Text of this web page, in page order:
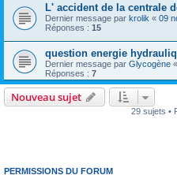
L' accident de la centrale
Dernier message par krolik « 09
Réponses : 15
question energie
Dernier message par Glycogène «
Réponses : 7
Nouveau sujet
29 sujets •
PERMISSIONS DU FORUM